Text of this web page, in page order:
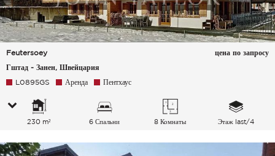
Feutersoey
Гштад - Занен, Швейцария
цена по запросу
L0895GS Аренда Пентхаус
230 m² 6 Спальни 8 Комнаты Этаж last/4